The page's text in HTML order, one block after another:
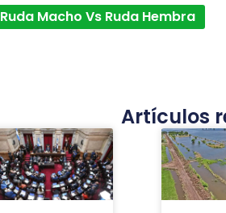
Ruda Macho Vs Ruda Hembra
Artículos